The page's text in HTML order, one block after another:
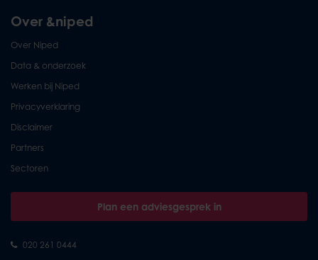
Over &niped
Over Niped
Data & onderzoek
Werken bij Niped
Privacyverklaring
Disclaimer
Partners
Sectoren
Plan een adviesgesprek in
020 261 0444